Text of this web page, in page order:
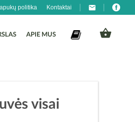
politika Kontaktai
APIE MUS
visai